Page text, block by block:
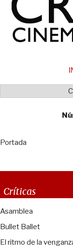
Portada
Críticas
Asamblea
Bullet Ballet
El ritmo de la